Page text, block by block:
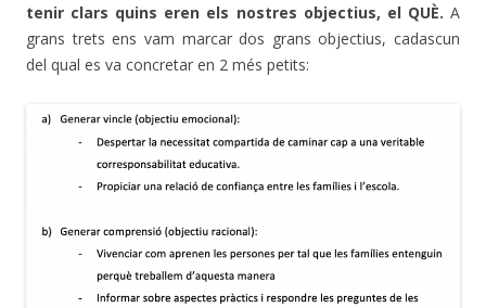
tenir clars quins eren els nostres objectius, el QUÈ. A
grans trets ens vam marcar dos grans objectius, cadascun
del qual es va concretar en 2 més petits: